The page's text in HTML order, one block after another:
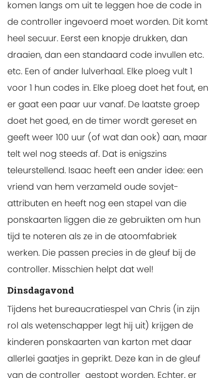
komen langs om uit te leggen hoe de code in
de controller ingevoerd moet worden. Dit komt
heel secuur. Eerst een knopje drukken, dan
draaien, dan een standaard code invullen etc.
etc. Een of ander lulverhaal. Elke ploeg vult 1
voor 1 hun codes in. Elke ploeg doet het fout, en
er gaat een paar uur vanaf. De laatste groep
doet het goed, en de timer wordt gereset en
geeft weer 100 uur (of wat dan ook) aan, maar
telt wel nog steeds af. Dat is enigszins
teleurstellend. Isaac heeft een ander idee: een
vriend van hem verzameld oude sovjet-
attributen en heeft nog een stapel van die
ponskaarten liggen die ze gebruikten om hun
tijd te noteren als ze in de atoomfabriek
werken. Die passen precies in de gleuf bij de
controller. Misschien helpt dat wel!
Dinsdagavond
Tijdens het bureaucratiespel van Chris (in zijn
rol als wetenschapper legt hij uit) krijgen de
kinderen ponskaarten van karton met daar
allerlei gaatjes in geprikt. Deze kan in de gleuf
van de controller gestopt worden. Echter, er